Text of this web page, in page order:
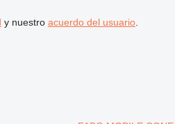
y nuestro acuerdo del usuario.